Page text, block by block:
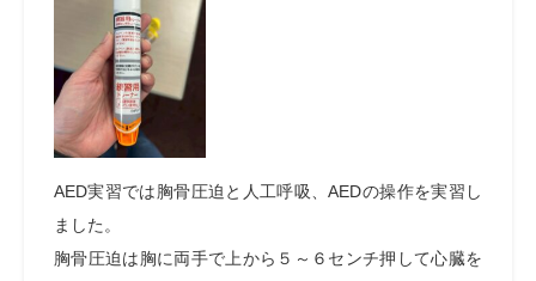
AED実習では胸骨圧迫と人工呼吸、AEDの操作を実習し
ました。
胸骨圧迫は胸に両手で上から５～６センチ押して心臓を